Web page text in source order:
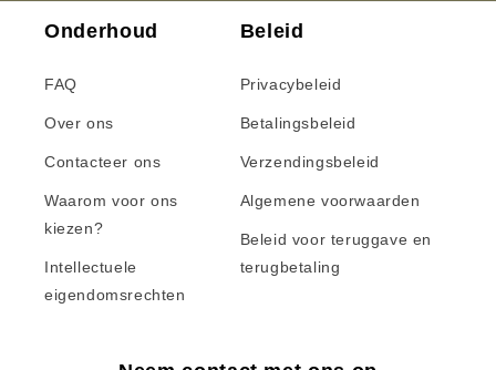
Onderhoud
FAQ
Over ons
Contacteer ons
Waarom voor ons
kiezen?
Intellectuele
eigendomsrechten
Beleid
Privacybeleid
Betalingsbeleid
Verzendingsbeleid
Algemene voorwaarden
Beleid voor teruggave en
terugbetaling